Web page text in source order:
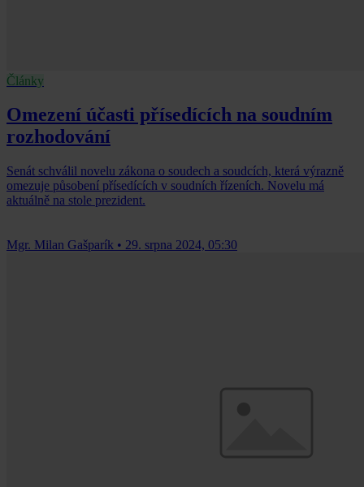
Články
Omezení účasti přísedících na soudním
rozhodování
Senát schválil novelu zákona o soudech a soudcích, která výrazně
omezuje působení přísedících v soudních řízeních. Novelu má
aktuálně na stole prezident.
Mgr. Milan Gašparík • 29. srpna 2024, 05:30